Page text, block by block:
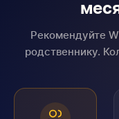
Рекомендуйте
родственнику.